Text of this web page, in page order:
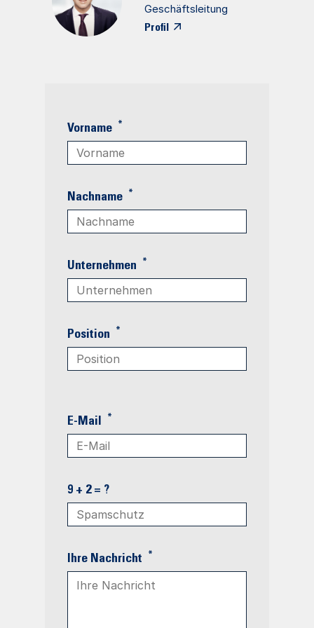
Geschäftsleitung
Profil
Vorname *
Nachname *
Unternehmen *
Position *
E-Mail *
9 + 2 = ?
Ihre Nachricht *